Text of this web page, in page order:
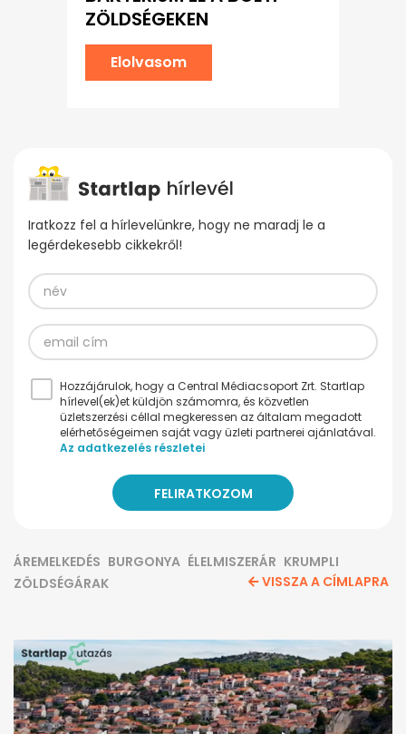
ZÖLDSÉGEKEN
Elolvasom
Iratkozz fel a hírlevelünkre, hogy ne maradj le a
legérdekesebb cikkekről!
Hozzájárulok, hogy a Central Médiacsoport Zrt. Startlap
hírlevel(ek)et küldjön számomra, és közvetlen
üzletszerzési céllal megkeressen az általam megadott
elérhetőségeimen saját vagy üzleti partnerei ajánlatával.
Az adatkezelés részletei
ÁREMELKEDÉS BURGONYA ÉLELMISZERÁR KRUMPLI
ZÖLDSÉGÁRAK
VISSZA A CÍMLAPRA